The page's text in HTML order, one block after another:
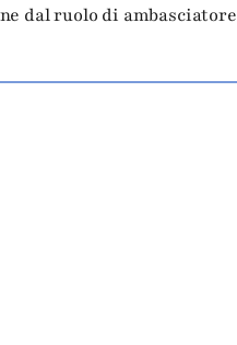
dal ruolo di